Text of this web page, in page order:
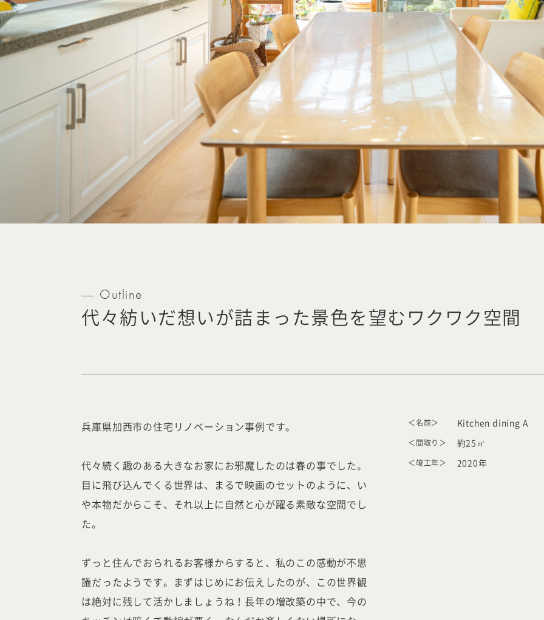
Outline
代々紡いだ想いが詰まった景色を望むワクワク空間
兵庫県加西市の住宅リノベーション事例です。
代々続く趣のある大きなお家にお邪魔したのは春の事でした。
目に飛び込んでくる世界は、まるで映画のセットのように、い
や本物だからこそ、それ以上に自然と心が躍る素敵な空間でし
た。
ずっと住んでおられるお客様からすると、私のこの感動が不思
議だったようです。まずはじめにお伝えしたのが、この世界観
は絶対に残して活かしましょうね！長年の増改築の中で、今の
＜名前＞ Kitchen dining A
＜間取り＞ 約25㎡
＜竣工年＞ 2020年